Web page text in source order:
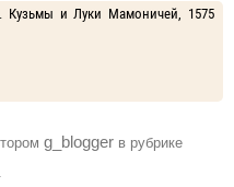
Кузьмы и Луки Мамоничей, 1575
g_blogger в рубрике
.